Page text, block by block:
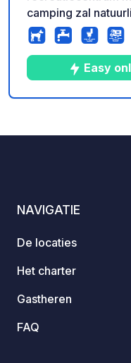
camping zal
die op zoek zijn
met respect voor
plek om te
weg van alle
Easy
NAVIGATIE
De locaties
Het charter
Gastheren
FAQ